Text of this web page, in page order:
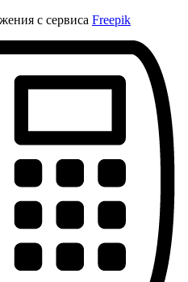
с сервиса Freepik